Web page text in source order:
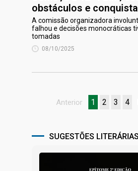
obstáculos e
A comissão organizadora
falhou e decisões monocráticas
tomadas
08/10/2025
Anterior 1 2 3 4
SUGESTÕES LITERÁRIAS